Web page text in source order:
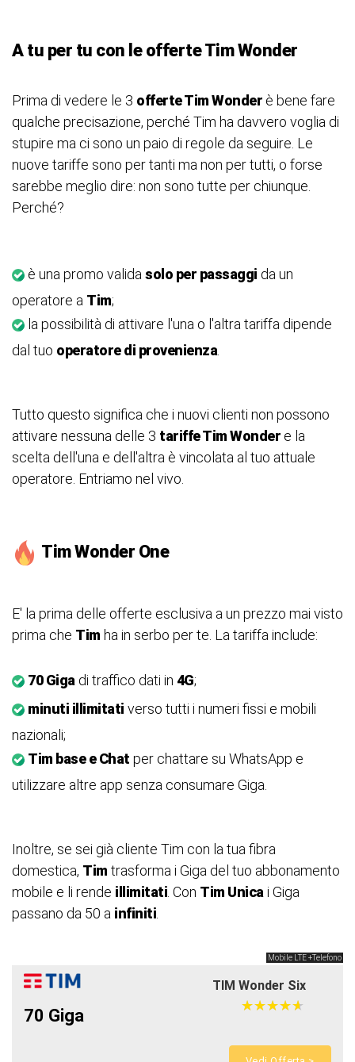
A tu per tu con le offerte Tim Wonder
Prima di vedere le 3 offerte Tim Wonder è bene fare
qualche precisazione, perché Tim ha davvero voglia di
stupire ma ci sono un paio di regole da seguire. Le
nuove tariffe sono per tanti ma non per tutti, o forse
sarebbe meglio dire: non sono tutte per chiunque.
Perché?
è una promo valida solo per passaggi da un
operatore a Tim;
la possibilità di attivare l'una o l'altra tariffa dipende
dal tuo operatore di provenienza
Tutto questo significa che i nuovi clienti non possono
attivare nessuna delle 3 tariffe Tim Wonder e la
scelta dell'una e dell'altra è vincolata al tuo attuale
operatore. Entriamo nel vivo.
Tim Wonder One
E' la prima delle offerte esclusiva a un prezzo mai visto
prima che Tim ha in serbo per te. La tariffa include:
70 Giga di traffico dati in 4G;
minuti illimitati verso tutti i numeri fissi e mobili
nazionali;
Tim base e Chat per chattare su WhatsApp e
utilizzare altre app senza consumare Giga.
Inoltre, se sei già cliente Tim con la tua fibra
domestica, Tim trasforma i Giga del tuo abbonamento
mobile e li rende illimitati . Con Tim Unica i Giga
passano da 50 a infiniti
Mobile LTE +Telefono
TIM Wonder Six
70 Giga
★★★★★
★★★★★